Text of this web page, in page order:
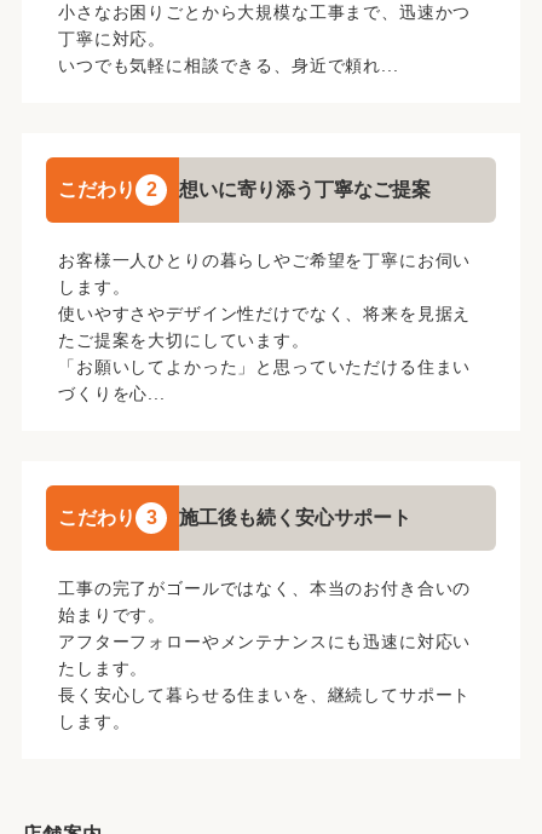
小さなお困りごとから大規模な工事まで、迅速かつ
丁寧に対応。
いつでも気軽に相談できる、身近で頼れ...
こだわり 2 想いに寄り添う丁寧なご提案
お客様一人ひとりの暮らしやご希望を丁寧にお伺い
します。
使いやすさやデザイン性だけでなく、将来を見据え
たご提案を大切にしています。
「お願いしてよかった」と思っていただける住まい
づくりを心...
こだわり 3 施工後も続く安心サポート
工事の完了がゴールではなく、本当のお付き合いの
始まりです。
アフターフォローやメンテナンスにも迅速に対応い
たします。
長く安心して暮らせる住まいを、継続してサポート
します。